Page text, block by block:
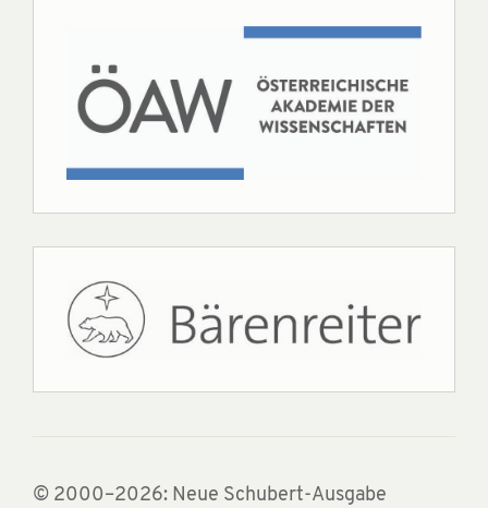
© 2000–2026: Neue Schubert-Ausgabe